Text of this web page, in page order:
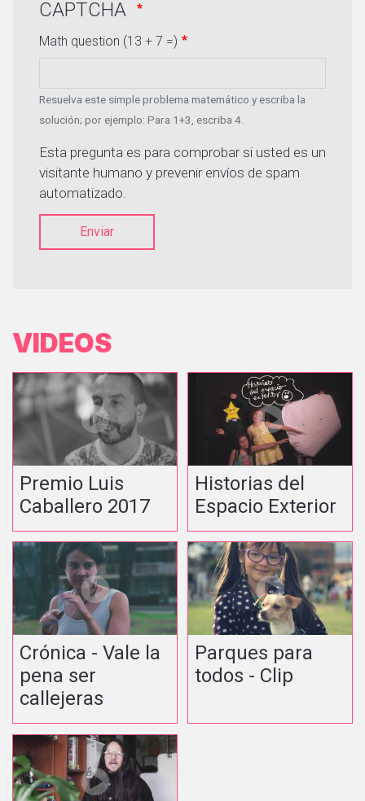
CAPTCHA
Math question (13 + 7 =)
Resuelva este simple problema matemático y escriba la
solución; por ejemplo: Para 1+3, escriba 4.
Esta pregunta es para comprobar si usted es un
visitante humano y prevenir envíos de spam
automatizado.
Enviar
VIDEOS
Premio Luis
Caballero 2017
Historias del
Espacio Exterior
Crónica - Vale la
pena ser
callejeras
Parques para
todos - Clip